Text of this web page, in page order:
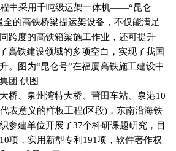
中采用千吨级运架一体机——“昆仑
的高铁桥梁提运架设备，不仅能满足
跨度的高铁箱梁施工作业，还可提升
高铁建设领域的多项空白，实现了我国
。图为“昆仑号”在福厦高铁施工建设中
团 供图
桥、泉州湾特大桥、莆田车站、泉港10
表意义的样板工程(区段)，东南沿海铁
参建单位开展了37个科研课题研究，目
项，实用新型专利191项，软件著作权